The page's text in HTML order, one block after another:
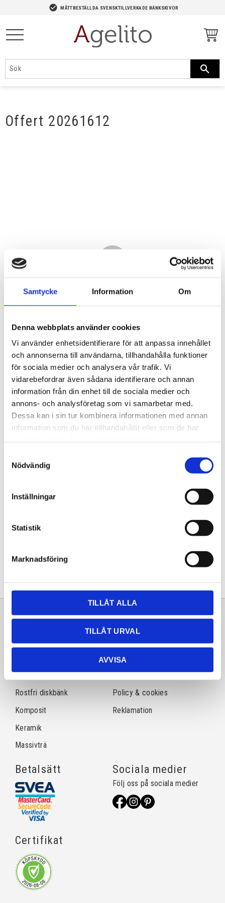
Samtycke Information Om
Denna webbplats använder cookies
Vi använder enhetsidentifierare för att anpassa innehållet
och annonserna till användarna, tillhandahålla funktioner
för sociala medier och analysera vår trafik. Vi
vidarebefordrar även sådana identifierare och annan
information från din enhet till de sociala medier och
annons- och analysföretag som vi samarbetar med.
Dessa kan i sin tur kombinera informationen med annan
information som du har tillhandahållit eller som de har
Nödvändig
Inställningar
Statistik
Marknadsföring
TILLÅT ALLA
TILLÅT URVAL
AVVISA
check_circle MÅTTBESTÄLLDA SVENSKTILLVERKADE BÄNKSKIVOR
Offert 20261612
15 960,00KR
Antal
Lagervara
Artikelnr
20261612
Sortiment
Natursten
Rostfri diskbänk
Komposit
Keramik
Massivträ
Information
Frågor & svar
Köpvillkor
Policy & cookies
Reklamation
Betalsätt
Certifikat
Sociala medier
Följ oss på sociala medier